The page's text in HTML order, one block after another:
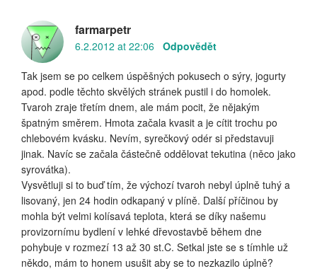
farmarpetr
6.2.2012 at 22:06 Odpovědět
Tak jsem se po celkem úspěšných pokusech o sýry, jogurty
apod. podle těchto skvělých stránek pustil i do homolek.
Tvaroh zraje třetím dnem, ale mám pocit, že nějakým
špatným směrem. Hmota začala kvasit a je cítit trochu po
chlebovém kvásku. Nevím, syrečkový odér si představuji
jinak. Navíc se začala částečně oddělovat tekutina (něco jako
syrovátka).
Vysvětluji si to buď tím, že výchozí tvaroh nebyl úplně tuhý a
lisovaný, jen 24 hodin odkapaný v plíně. Další příčinou by
mohla být velmi kolísavá teplota, která se díky našemu
provizornímu bydlení v lehké dřevostavbě během dne
pohybuje v rozmezí 13 až 30 st.C. Setkal jste se s tímhle už
někdo, mám to honem usušit aby se to nezkazilo úplně?